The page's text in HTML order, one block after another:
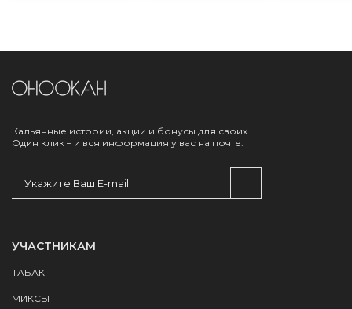
Кальянные истории, акции и бонусы для своих.
Один клик – и вся информация у вас на почте.
УЧАСТНИКАМ
ТАБАК
МИКСЫ